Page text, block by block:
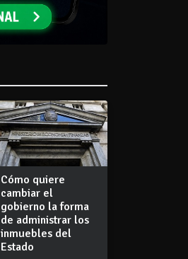
Cómo quiere
cambiar el
gobierno la forma
de administrar los
inmuebles del
Estado